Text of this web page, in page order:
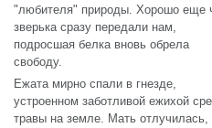
"любителя" природы. Хорошо еще
зверька сразу передали нам,
подросшая белка вновь обрела
свободу.
Ежата мирно спали в гнезде,
устроенном заботливой ежихой
травы на земле. Мать отлучилась,